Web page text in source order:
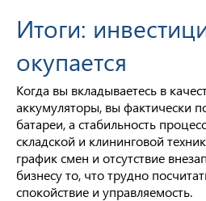
Итоги:
окупается
Когда вы вкладываетесь в
аккумуляторы, вы фактически
батареи, а стабильность
складской и клининговой
график смен и отсутствие
бизнесу то, что трудно
спокойствие и управляемость.